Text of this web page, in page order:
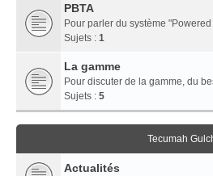
PBTA
Pour parler du système
Sujets : 1
La gamme
Pour discuter de la gamme, du
Sujets : 5
Tecumah
Actualités